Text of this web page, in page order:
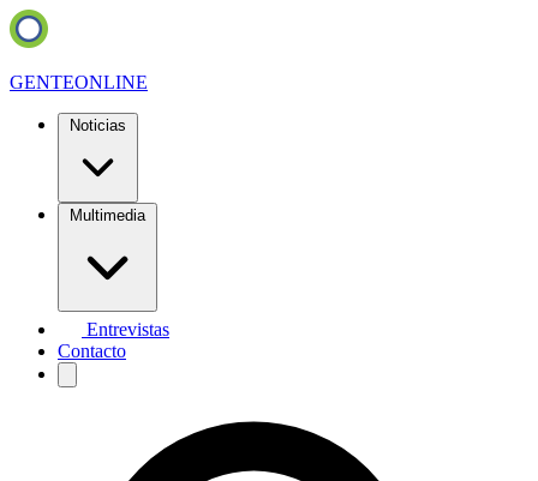
GENTEONLINE
Noticias
Multimedia
Entrevistas
Contacto